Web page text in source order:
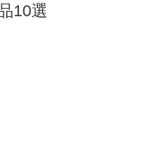
10選